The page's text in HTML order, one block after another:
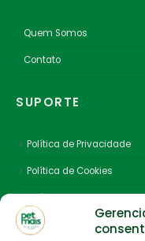
Quem Somos
Contato
SUPORTE
Política de Privacidade
Política de Cookies
Política de Envio